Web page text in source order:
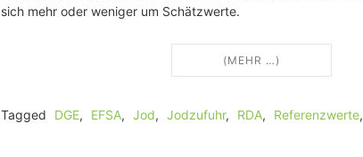
sich mehr oder weniger um Schätzwerte.
(MEHR …)
Tagged DGE, EFSA, Jod, Jodzufuhr, RDA, Referenzwerte,